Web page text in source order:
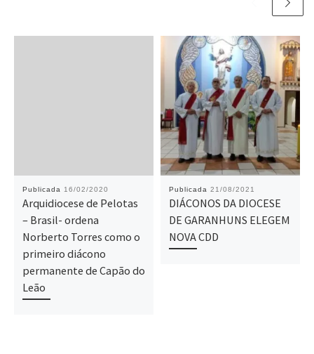
Publicada 16/02/2020
Arquidiocese de Pelotas
– Brasil- ordena
Norberto Torres como o
primeiro diácono
permanente de Capão do
Leão
Publicada 21/08/2021
DIÁCONOS DA DIOCESE
DE GARANHUNS ELEGEM
NOVA CDD